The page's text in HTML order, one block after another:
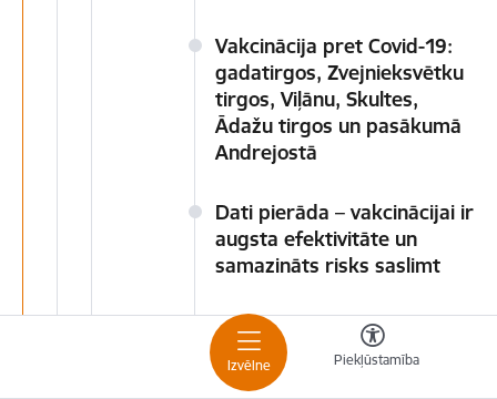
Izvēlne Piekļūstamība
Vakcinācija pret Covid-19:
gadatirgos, Zvejnieksvētku
tirgos, Viļānu, Skultes,
Ādažu tirgos un pasākumā
Andrejostā
Dati pierāda – vakcinācijai ir
augsta efektivitāte un
samazināts risks saslimt
Viena vakcīnas deva Covid-
19 pārslimojušajiem būs
pielīdzināta pilnam